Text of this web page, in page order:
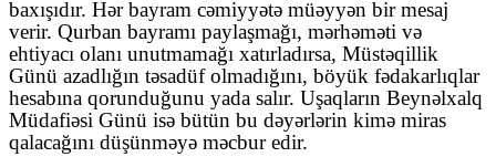
baxışıdır. Hər bayram cəmiyyətə müəyyən bir mesaj
verir. Qurban bayramı paylaşmağı, mərhəməti və
ehtiyacı olanı unutmamağı xatırladırsa, Müstəqillik
Günü azadlığın təsadüf olmadığını, böyük fədakarlıqlar
hesabına qorunduğunu yada salır. Uşaqların Beynəlxalq
Müdafiəsi Günü isə bütün bu dəyərlərin kimə miras
qalacağını düşünməyə məcbur edir.